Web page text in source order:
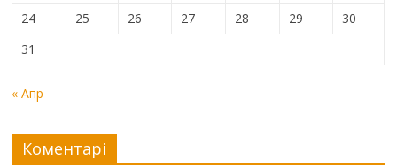
24
25 26 27 28 29
30
31
« Апр
Коментарі